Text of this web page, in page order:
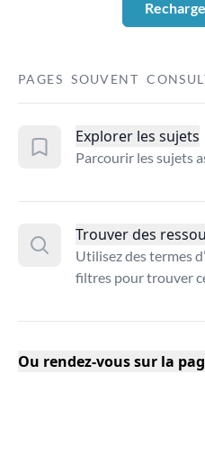
PAGES SOUVENT
Explorer les sujets
Parcourir les sujets
Trouver des
Utilisez des termes
filtres pour trouver
Ou rendez-vous sur la